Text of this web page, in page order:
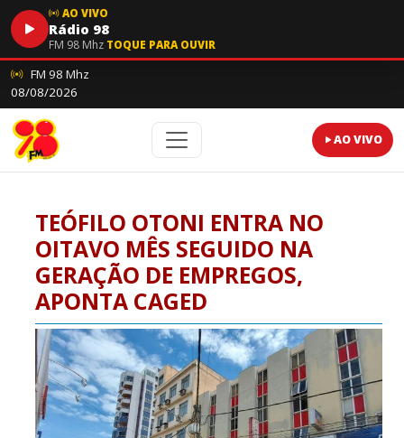
AO VIVO
Rádio 98
FM 98 Mhz TOQUE PARA OUVIR
FM 98 Mhz
08/08/2026
AO VIVO
TEÓFILO OTONI ENTRA NO
OITAVO MÊS SEGUIDO NA
GERAÇÃO DE EMPREGOS,
APONTA CAGED